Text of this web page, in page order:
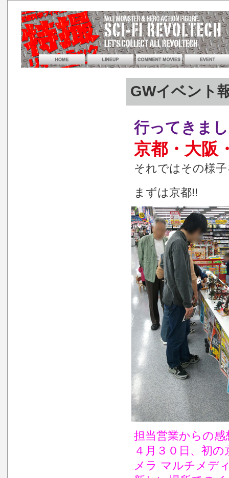
GWイベント
行ってきま
京都・大阪
それではその様
まずは京都!!
担当営業からの感
４月３０日、初
メラ マルチメデ